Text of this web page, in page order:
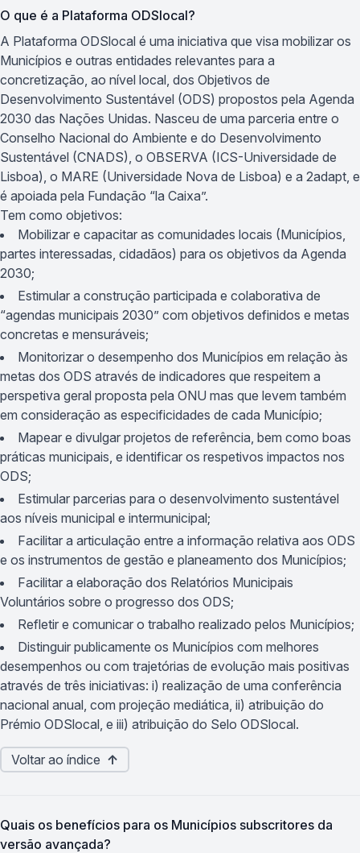
O que é a Plataforma ODSlocal?
A Plataforma ODSlocal é uma iniciativa que visa mobilizar os
Municípios e outras entidades relevantes para a
concretização, ao nível local, dos Objetivos de
Desenvolvimento Sustentável (ODS) propostos pela Agenda
2030 das Nações Unidas. Nasceu de uma parceria entre o
Conselho Nacional do Ambiente e do Desenvolvimento
Sustentável (CNADS), o OBSERVA (ICS-Universidade de
Lisboa), o MARE (Universidade Nova de Lisboa) e a 2adapt, e
é apoiada pela Fundação “la Caixa”.
Tem como objetivos:
Mobilizar e capacitar as comunidades locais (Municípios,
partes interessadas, cidadãos) para os objetivos da Agenda
2030;
Estimular a construção participada e colaborativa de
“agendas municipais 2030” com objetivos definidos e metas
concretas e mensuráveis;
Monitorizar o desempenho dos Municípios em relação às
metas dos ODS através de indicadores que respeitem a
perspetiva geral proposta pela ONU mas que levem também
em consideração as especificidades de cada Município;
Mapear e divulgar projetos de referência, bem como boas
práticas municipais, e identificar os respetivos impactos nos
ODS;
Estimular parcerias para o desenvolvimento sustentável
aos níveis municipal e intermunicipal;
Facilitar a articulação entre a informação relativa aos ODS
e os instrumentos de gestão e planeamento dos Municípios;
Facilitar a elaboração dos Relatórios Municipais
Voluntários sobre o progresso dos ODS;
Refletir e comunicar o trabalho realizado pelos Municípios;
Distinguir publicamente os Municípios com melhores
desempenhos ou com trajetórias de evolução mais positivas
através de três iniciativas: i) realização de uma conferência
nacional anual, com projeção mediática, ii) atribuição do
Prémio ODSlocal, e iii) atribuição do Selo ODSlocal.
Voltar ao índice ↑
Quais os benefícios para os Municípios subscritores da
versão avançada?